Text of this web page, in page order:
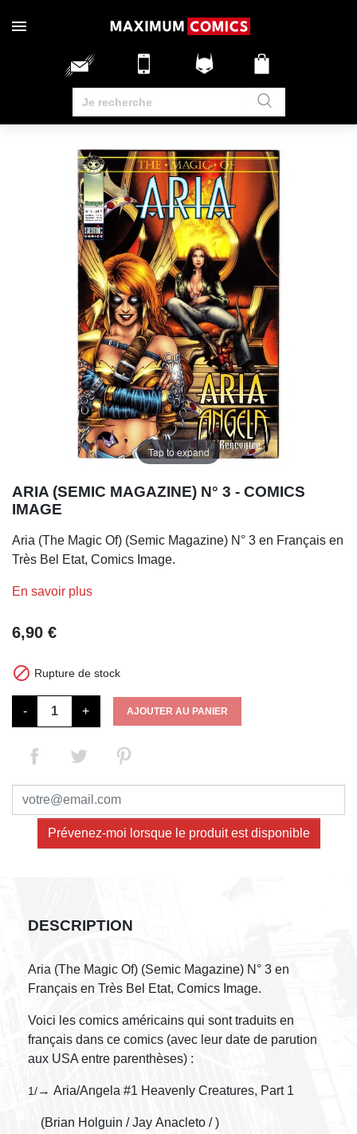
Tap to expand
ARIA (SEMIC MAGAZINE) N° 3 - COMICS
IMAGE
Aria (The Magic Of) (Semic Magazine) N° 3 en Français en
Très Bel Etat, Comics Image.
En savoir plus
6,90 €
 Rupture de stock
- + AJOUTER AU PANIER
Prévenez-moi lorsque le produit est disponible
DESCRIPTION
Aria (The Magic Of) (Semic Magazine) N° 3 en
Français en Très Bel Etat, Comics Image.
Voici les comics américains qui sont traduits en
français dans ce comics (avec leur date de parution
aux USA entre parenthèses) :
1/→ Aria/Angela #1 Heavenly Creatures, Part 1
(Brian Holguin / Jay Anacleto / )